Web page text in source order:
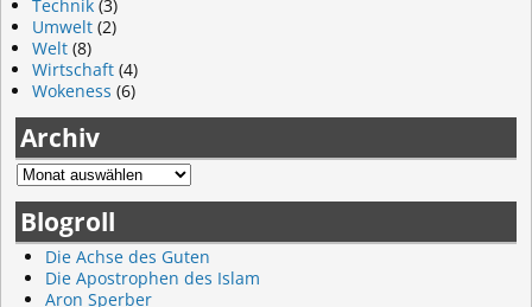
Technik (3)
Umwelt (2)
Welt (8)
Wirtschaft (4)
Wokeness (6)
Archiv
Blogroll
Die Achse des Guten
Die Apostrophen des Islam
Aron Sperber